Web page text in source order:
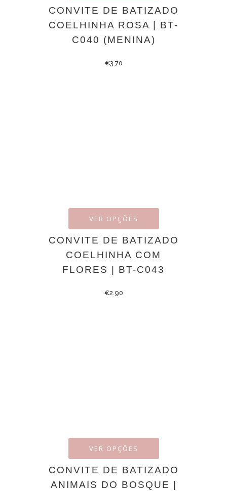
CONVITE DE BATIZADO
COELHINHA ROSA | BT-
C040 (MENINA)
€3.70
VER OPÇÕES
CONVITE DE BATIZADO
COELHINHA COM
FLORES | BT-C043
€2.90
VER OPÇÕES
CONVITE DE BATIZADO
ANIMAIS DO BOSQUE |